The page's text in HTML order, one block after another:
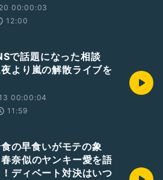
00:00:03
12:00
で話題になった相談
夜より嵐の解散ライブを
00:00:04
11:59
の早食いがモテの象
奈似のヤンキー愛を語
ディベート対決はいつ